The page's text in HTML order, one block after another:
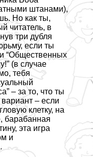
штанами),
Но как ты,
читатель, в
три дубля
если ты
“Общественных
(в случае
тебя
– за то, что ты
вариант – если
клетку, на
баpaбанная
эта игра
и